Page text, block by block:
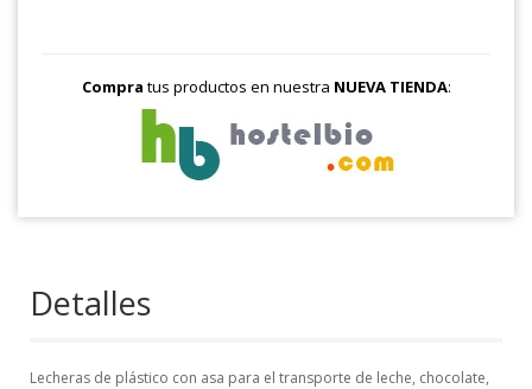
Compra tus productos en nuestra NUEVA TIENDA:
Detalles
Lecheras de plástico con asa para el transporte de leche, chocolate,